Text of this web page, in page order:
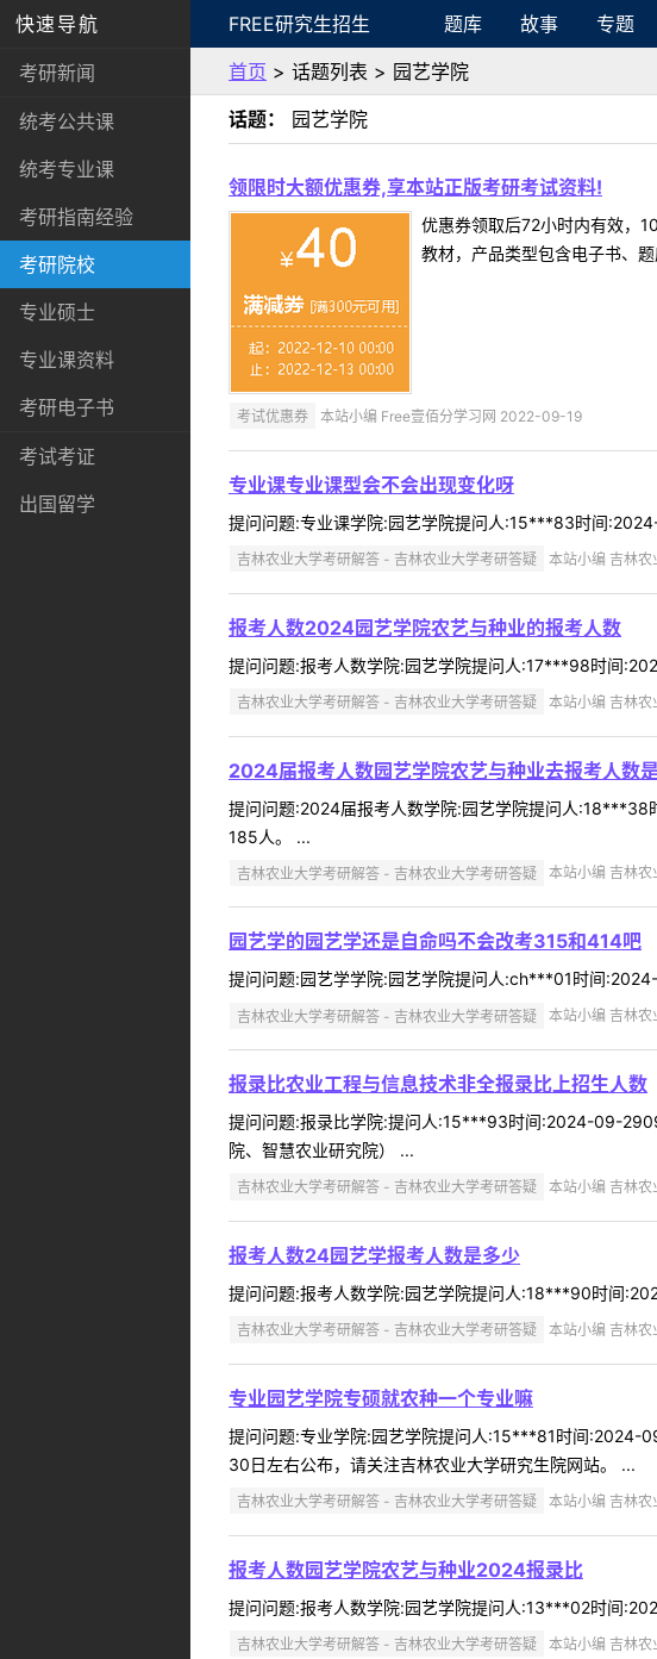
快速导航
考研新闻
统考公共课
统考专业课
考研指南经验
考研院校
专业硕士
专业课资料
考研电子书
考试考证
出国留学
FREE研究生招生 题库 故事 专题
首页 > 话题列表 > 园艺学院
话题：
园艺学院
领限时大额优惠券,享本站正版考研考试资料!
优惠券领取后72小时内有效，
教材，产品类型包含电子书、
考试优惠券 本站小编 Free壹佰分学习网 2022-09-19
专业课专业课型会不会出现变化呀
提问问题:专业课学院:园艺学院提问人:15***83时间
吉林农业大学考研解答 - 吉林农业大学考研答疑 本站小编 吉林
报考人数2024园艺学院农艺与种业的报考人数
提问问题:报考人数学院:园艺学院提问人:17***98时间
吉林农业大学考研解答 - 吉林农业大学考研答疑 本站小编 吉林
2024届报考人数园艺学院农艺与种业去报考人数
提问问题:2024届报考人数学院:园艺学院提问人
185人。 ...
吉林农业大学考研解答 - 吉林农业大学考研答疑 本站小编 吉林
园艺学的园艺学还是自命吗不会改考315和414吧
提问问题:园艺学学院:园艺学院提问人:ch***01时间
吉林农业大学考研解答 - 吉林农业大学考研答疑 本站小编 吉林
报录比农业工程与信息技术非全报录比上招生人数
提问问题:报录比学院:提问人:15***93时间:2024-09-
院、智慧农业研究院） ...
吉林农业大学考研解答 - 吉林农业大学考研答疑 本站小编 吉林
报考人数24园艺学报考人数是多少
提问问题:报考人数学院:园艺学院提问人:18***90时间
吉林农业大学考研解答 - 吉林农业大学考研答疑 本站小编 吉林
专业园艺学院专硕就农种一个专业嘛
提问问题:专业学院:园艺学院提问人:15***81时间:2024-
30日左右公布，请关注吉林农业大学研究生院网站。 ...
吉林农业大学考研解答 - 吉林农业大学考研答疑 本站小编 吉林
报考人数园艺学院农艺与种业2024报录比
提问问题:报考人数学院:园艺学院提问人:13***02时间
吉林农业大学考研解答 - 吉林农业大学考研答疑 本站小编 吉林